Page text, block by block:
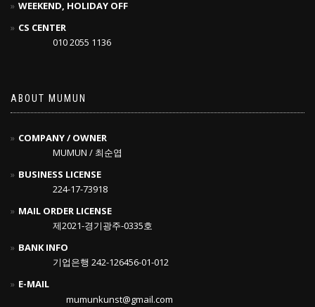
WEEKEND, HOLIDAY OFF
CS CENTER
010 2055 1136
ABOUT MUMUN
COMPANY / OWNER
MUMUN / 최순엽
BUSINESS LICENSE
224-17-73918
MAIL ORDER LICENSE
제2021-경기광주-0335호
BANK INFO
기업은행 242-126456-01-012
E-MAIL
mumunkunst@gmail.com